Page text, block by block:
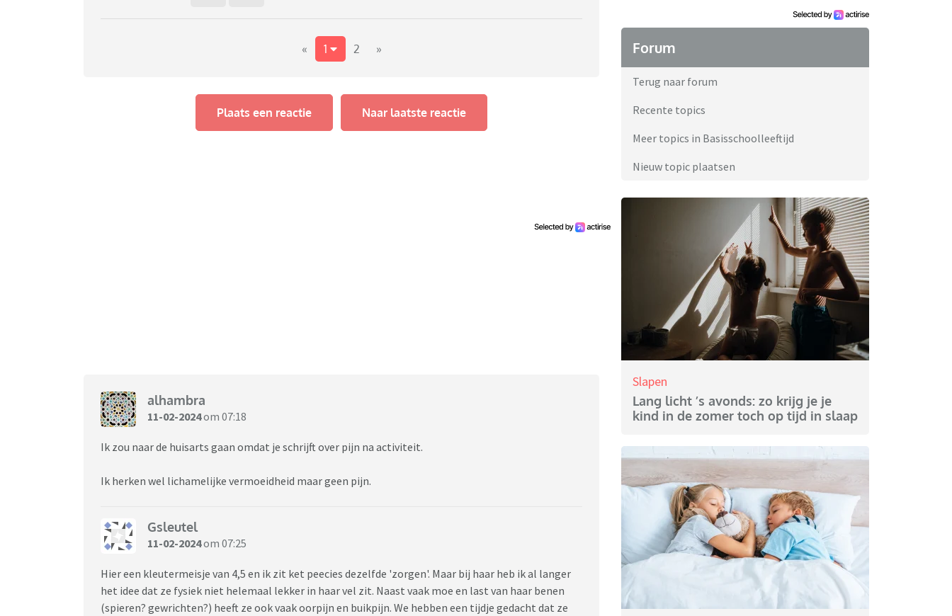
« 1 2 »
Plaats een reactie Naar laatste reactie
alhambra
11-02-2024om 07:18
Ik zou naar de huisarts gaan omdat je schrijft over pijn na activiteit.
Ik herken wel lichamelijke vermoeidheid maar geen pijn.
Gsleutel
11-02-2024om 07:25
Hier een kleutermeisje van 4,5 en ik zit ket peecies dezelfde 'zorgen'. Maar bij haar heb ik al langer
het idee dat ze fysiek niet helemaal lekker in haar vel zit. Naast vaak moe en last van haar benen
(spieren? gewrichten?) heeft ze ook vaak oorpijn en buikpijn. We hebben een tijdje gedacht dat ze
Forum
Terug naar forum
Recente topics
Meer topics in Basisschoolleeftijd
Nieuw topic plaatsen
Slapen
Lang licht ’s avonds: zo krijg je je
kind in de zomer toch op tijd in slaap